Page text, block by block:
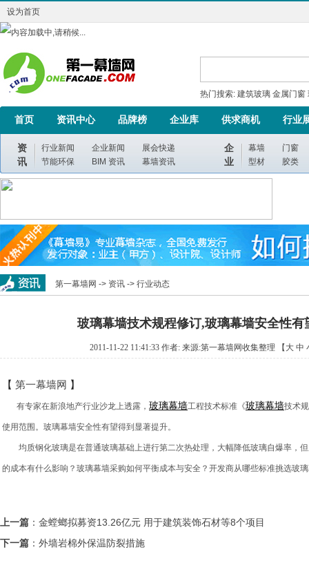
设为首页
热门搜索: 建筑玻璃 金属门窗
首页 资讯中心 品牌榜 企业库 供求商机 行业
资
讯
行业新闻 企业新闻
展会快递
节能环保
BIM 资讯 幕墙资讯
企
业
幕墙
门窗
型材
胶类
第一幕墙网 -> 资讯 -> 行业动态
玻璃幕墙技术规程修订,玻璃幕墙安全性有
2011-11-22 11:41:33 作者: 来源:第一幕墙网收集整理 【 大 中
【 第一幕墙网 】
有专家在新浪地产行业沙龙上透露， 玻璃幕墙工程技术标准《玻璃幕墙技术
使用范围。玻璃幕墙安全性有望得到显著提升。
均质钢化玻璃是在普通玻璃基础上进行第二次热处理，大幅降低玻璃自爆率，
的成本有什么影响？玻璃幕墙采购如何平衡成本与安全？开发商从哪些标准挑选玻
上一篇 ： 金螳螂拟募资13.26亿元 用于建筑装饰石材等8个项目
下一篇 ： 外墙岩棉外保温防裂措施